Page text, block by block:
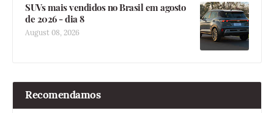
SUVs mais vendidos no Brasil em agosto
de 2026 - dia 8
August 08, 2026
Recomendamos